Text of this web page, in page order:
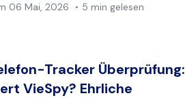
06 Mai, 2026 5 min gelesen
Tracker Überprüfung:
VieSpy? Ehrliche